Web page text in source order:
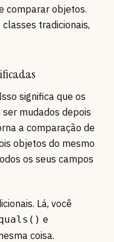
comparar objetos.
tradicionais,
significa que os
mudados depois
a comparação de
objetos do mesmo
os seus campos
Lá, você
e
coisa.